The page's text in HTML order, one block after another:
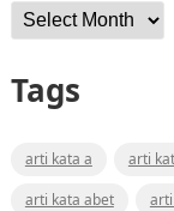
Archives
Tags
arti kata a arti
arti kata abet